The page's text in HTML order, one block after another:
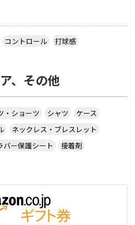
コントロール 打球感
、その他
・ショーツ シャツ
ケース
ネックレス・ブレスレット
バー保護シート
接着剤